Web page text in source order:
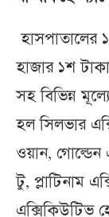
হাসপাতালের
হাজার ১শ
সহ বিভিন্ন
হল সিলভার
ওয়ান,
টু, প্লাটিনাম